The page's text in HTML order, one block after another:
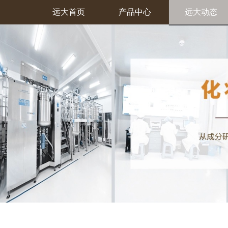
远大首页 产品中心 远大动态